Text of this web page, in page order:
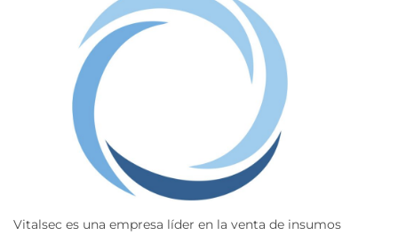
Vitalsec es una empresa líder en la venta de insumos